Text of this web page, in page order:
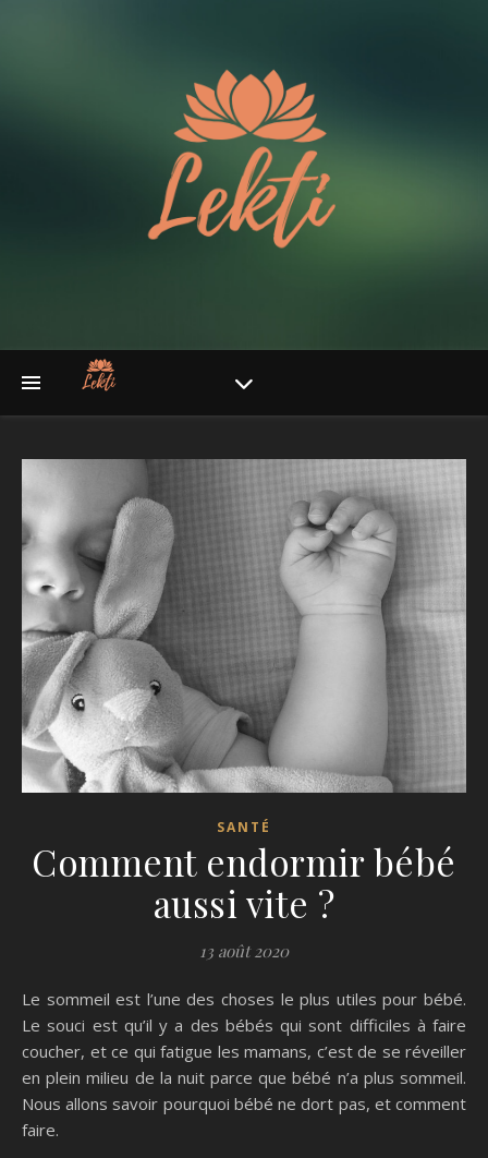
SANTÉ
Comment endormir bébé
aussi vite ?
13 août 2020
Le sommeil est l’une des choses le plus utiles pour bébé.
Le souci est qu’il y a des bébés qui sont difficiles à faire
coucher, et ce qui fatigue les mamans, c’est de se réveiller
en plein milieu de la nuit parce que bébé n’a plus sommeil.
Nous allons savoir pourquoi bébé ne dort pas, et comment
faire.